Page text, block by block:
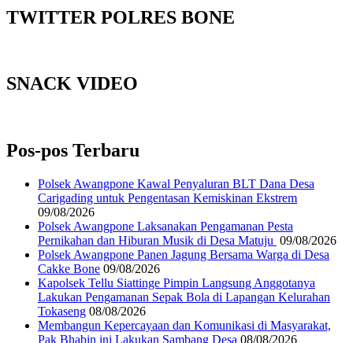
TWITTER POLRES BONE
SNACK VIDEO
Pos-pos Terbaru
‎Polsek Awangpone Kawal Penyaluran BLT Dana Desa
Carigading untuk Pengentasan Kemiskinan Ekstrem
09/08/2026
‎Polsek Awangpone Laksanakan Pengamanan Pesta
Pernikahan dan Hiburan Musik di Desa Matuju ‎ 09/08/2026
Polsek Awangpone Panen Jagung Bersama Warga di Desa
Cakke Bone 09/08/2026
Kapolsek Tellu Siattinge Pimpin Langsung Anggotanya
Lakukan Pengamanan Sepak Bola di Lapangan Kelurahan
Tokaseng 08/08/2026
Membangun Kepercayaan dan Komunikasi di Masyarakat,
Pak Bhabin ini Lakukan Sambang Desa 08/08/2026